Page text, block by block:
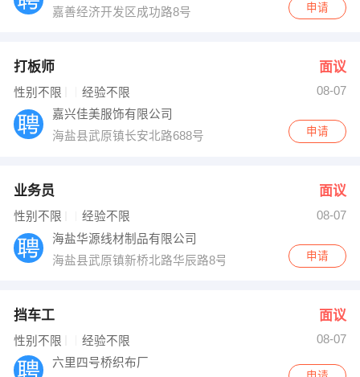
嘉善经济开发区成功路8号
申请
打板师 面议
性别不限 经验不限
08-07
嘉兴佳美服饰有限公司
海盐县武原镇长安北路688号
申请
业务员 面议
性别不限 经验不限
08-07
海盐华源线材制品有限公司
海盐县武原镇新桥北路华辰路8号（海盐大桥西侧）
申请
挡车工 面议
性别不限 经验不限
08-07
六里四号桥织布厂